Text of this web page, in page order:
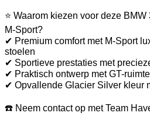
⭐ Waarom kiezen voor deze
M-Sport?
✔ Premium comfort met M-Sport
stoelen
✔ Sportieve prestaties met
✔ Praktisch ontwerp met GT-
✔ Opvallende Glacier Silver kleur
☎️ Neem contact op met Team